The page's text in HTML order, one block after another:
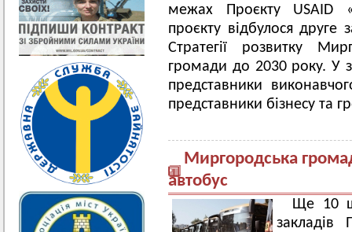
межах Проєкту USAID
проєкту відбулося друге
Стратегії розвитку
громади до 2030 року. У
представники
представники бізнесу та
Миргородська
автобус
Ще 10
закладів